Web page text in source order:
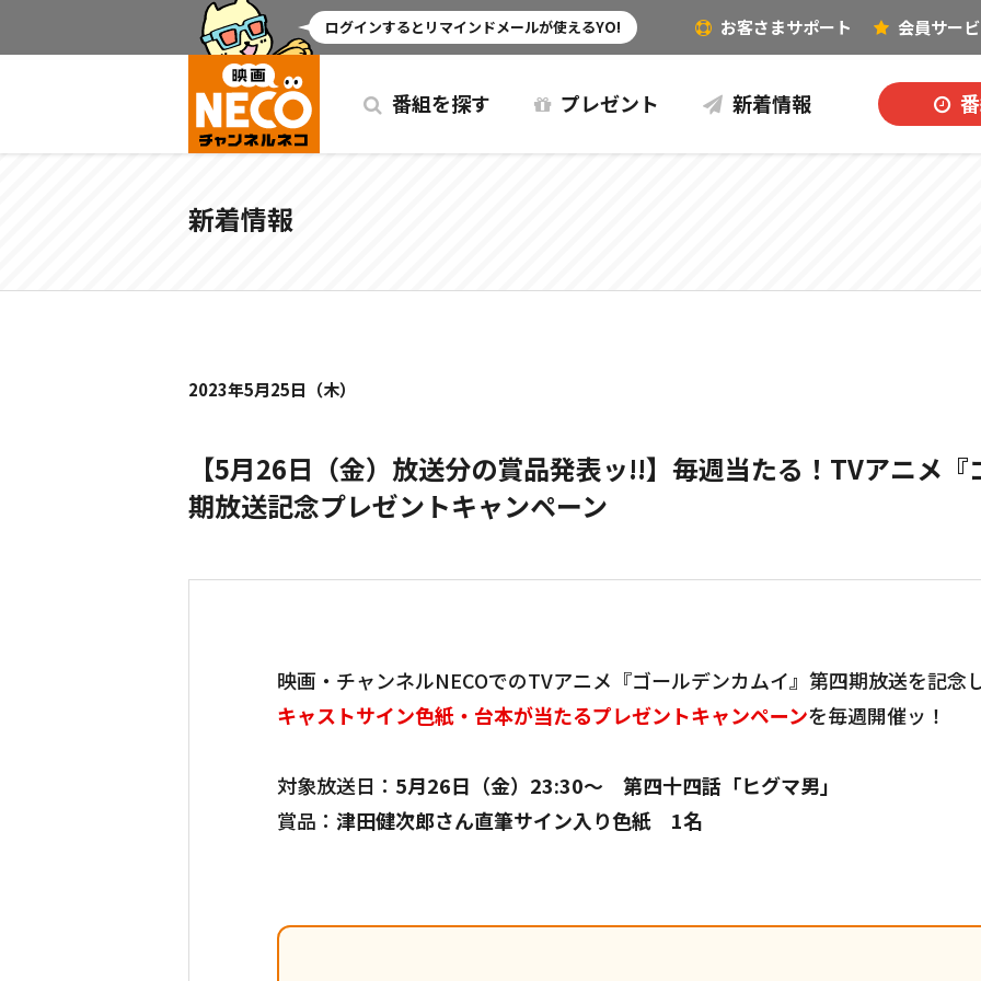
番組を探す プレゼント 新着情報
お客さまサポート 会員サー
ミッドナイト その他（音楽など）
ログインするとリマインドメールが使えるYO!
新着情報
2023年5月25日（木）
【5月26日（金）放送分の賞品発表ッ!!】毎週当たる！TVアニメ
期放送記念プレゼントキャンペーン
映画・チャンネルNECOでのTVアニメ『ゴールデンカムイ』第四期放送を記念
キャストサイン色紙・台本が当たるプレゼントキャンペーンを毎週開催ッ！
対象放送日： 5月26日（金）23:30～ 第四十四話「ヒグマ男」
賞品： 津田健次郎さん直筆サイン入り色紙 1名